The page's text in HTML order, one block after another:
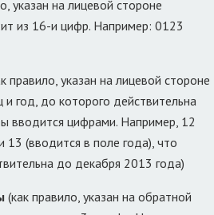
указан на лицевой стороне
из 16-и цифр. Например: 0123
правило, указан на лицевой стороне
год, до которого действительна
вводится цифрами. Например, 12
13 (вводится в поле года), что
до декабря 2013 года)
(как правило, указан на обратной